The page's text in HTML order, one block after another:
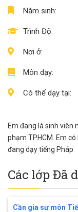
Năm sinh:
Trình Độ:
Nơi ở:
Môn dạy:
Có thể dạy tại:
Em đang là sinh viên
phạm TPHCM. Em
đang dạy tiếng Pháp
Các lớp Đã
Cần gia sư môn